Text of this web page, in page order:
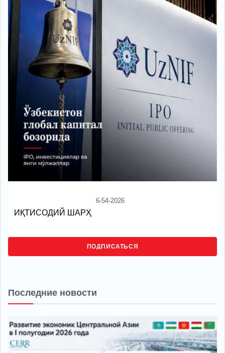
6-54-2026
ИҚТИСОДИЙ ШАРҲ
ПОДПИСАТЬСЯ
Последние новости